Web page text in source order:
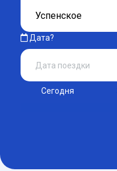
Дата?
Сегодня